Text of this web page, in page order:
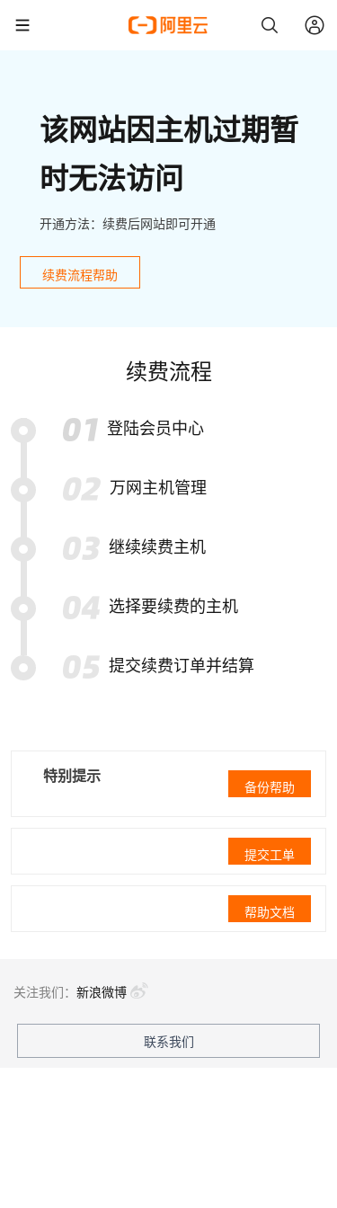
该网站因主机过期暂
时无法访问
开通方法：续费后网站即可开通
续费流程帮助
续费流程
登陆会员中心
万网主机管理
继续续费主机
选择要续费的主机
提交续费订单并结算
特别提示
备份帮助
提交工单
帮助文档